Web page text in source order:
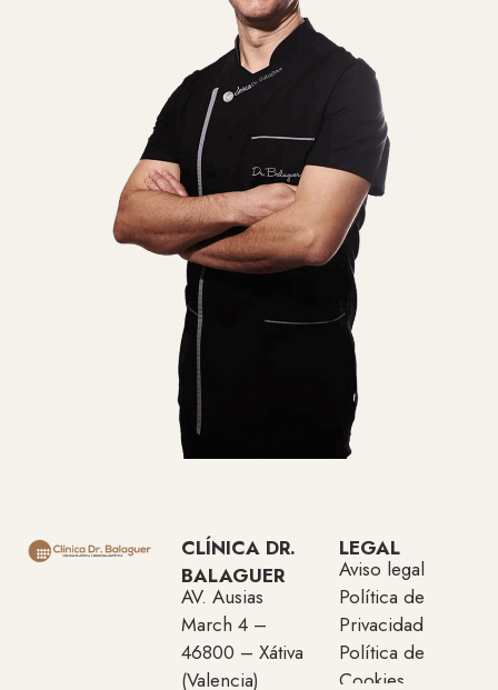
CLÍNICA DR.
BALAGUER
AV. Ausias
March 4 –
46800 – Xátiva
(Valencia)
LEGAL
Aviso legal
Política de
Privacidad
Política de
Cookies